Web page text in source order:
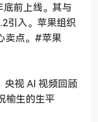
前上线。其与
引入。苹果组织
卖点。#苹果
央视 AI 视频回顾
榆生的生平